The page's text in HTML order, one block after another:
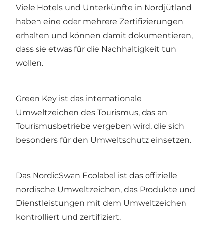
Viele Hotels und Unterkünfte in Nordjütland
haben eine oder mehrere Zertifizierungen
erhalten und können damit dokumentieren,
dass sie etwas für die Nachhaltigkeit tun
wollen.
Green Key ist das internationale
Umweltzeichen des Tourismus, das an
Tourismusbetriebe vergeben wird, die sich
besonders für den Umweltschutz einsetzen.
Das NordicSwan Ecolabel ist das offizielle
nordische Umweltzeichen, das Produkte und
Dienstleistungen mit dem Umweltzeichen
kontrolliert und zertifiziert.